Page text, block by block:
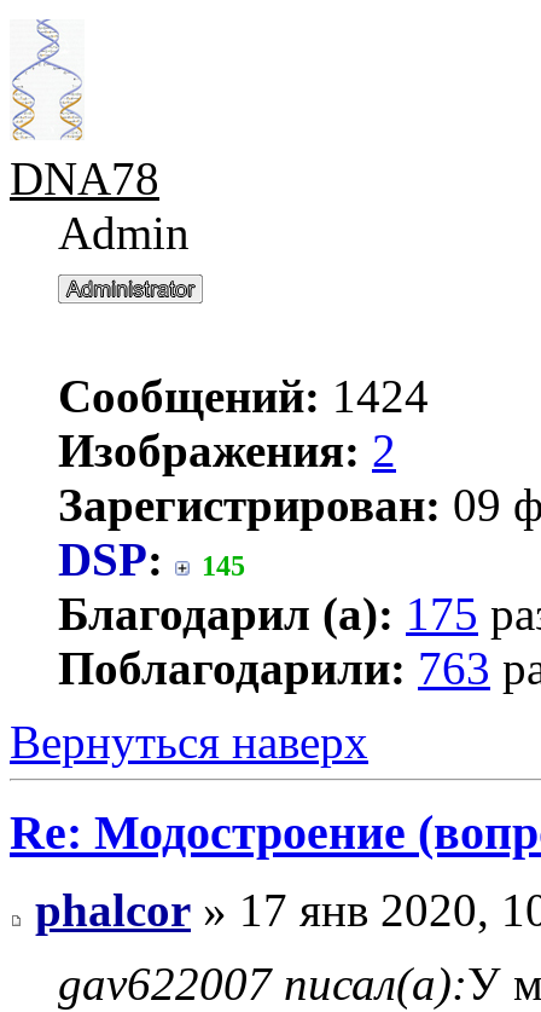
DNA78
Admin
Сообщений: 1424
Изображения: 2
Зарегистрирован: 09
DSP: 145
Благодарил (а): 175
Поблагодарили: 763
Вернуться наверх
Re: Модостроение
phalcor » 17 янв 2020,
gav622007 писал(а):У